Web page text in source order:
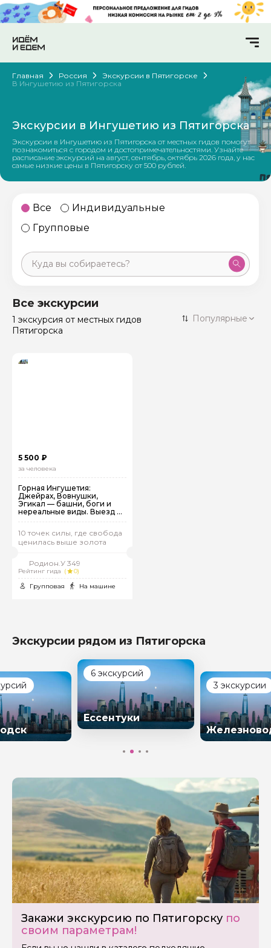
Главная Россия
Экскурсии в Пятигорске
В Ингушетию из Пятигорска
Экскурсии в Ингушетию из Пятигорска
Экскурсии в Ингушетию из Пятигорска от местных гидов помогут
познакомиться с городом и достопримечательностями. Узнайте
расписание экскурсий на август, сентябрь, октябрь 2026 года, у нас
самые низкие цены в Пятигорску от 500 рублей.
Все
Индивидуальные
Групповые
Санкт-Петербург
Россия
50 экскурсий
Все экскурсии
1 экскурсия от местных гидов
Пятигорска
Популярные
5 500 ₽
за человека
Горная Ингушетия:
Джейрах, Вовнушки,
Эгикал — башни, боги и
нереальные виды. Выезд из
Пятигорска
10 точек силы, где свобода
ценилась выше золота
Родион.У 349
Рейтинг гида (
0)
Групповая
На машине
Экскурсии рядом из Пятигорска
6 экскурсий
Ессентуки
3 экскурсии
Закажи экскурсию по Пятигорску по
своим параметрам!